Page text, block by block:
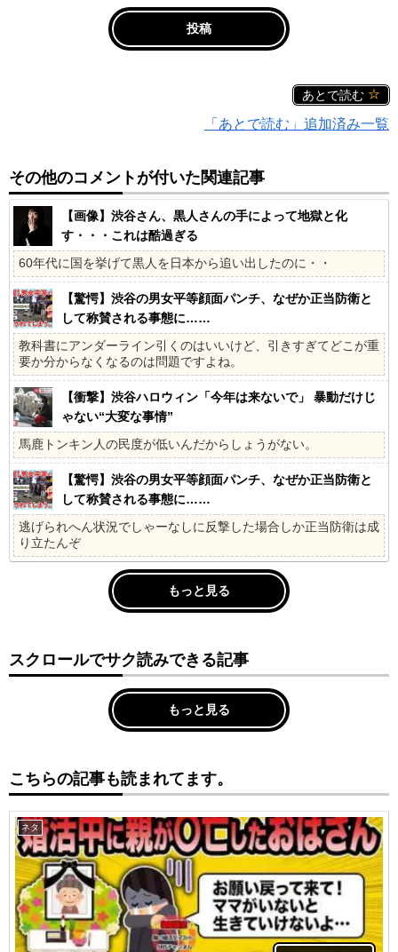
あとで読む
「あとで読む」追加済み一覧
その他のコメントが付いた関連記事
【画像】渋谷さん、黒人さんの手によって地獄と化
す・・・これは酷過ぎる
60年代に国を挙げて黒人を日本から追い出したのに・・
【驚愕】渋谷の男女平等顔面パンチ、なぜか正当防衛と
して称賛される事態に……
教科書にアンダーライン引くのはいいけど、引きすぎてどこが重
要か分からなくなるのは問題ですよね。
【衝撃】渋谷ハロウィン「今年は来ないで」 暴動だけじ
ゃない“大変な事情”
馬鹿トンキン人の民度が低いんだからしょうがない。
【驚愕】渋谷の男女平等顔面パンチ、なぜか正当防衛と
して称賛される事態に……
逃げられへん状況でしゃーなしに反撃した場合しか正当防衛は成
り立たんぞ
もっと見る
スクロールでサク読みできる記事
もっと見る
こちらの記事も読まれてます。
ネタ